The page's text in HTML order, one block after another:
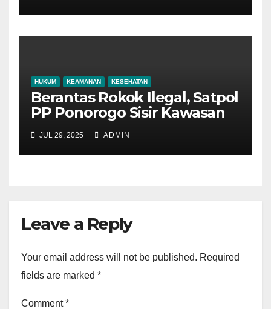
HUKUM KEAMANAN KESEHATAN
Berantas Rokok Ilegal, Satpol
PP Ponorogo Sisir Kawasan
Pinggiran
JUL 29, 2025 ADMIN
Leave a Reply
Your email address will not be published. Required
fields are marked *
Comment*